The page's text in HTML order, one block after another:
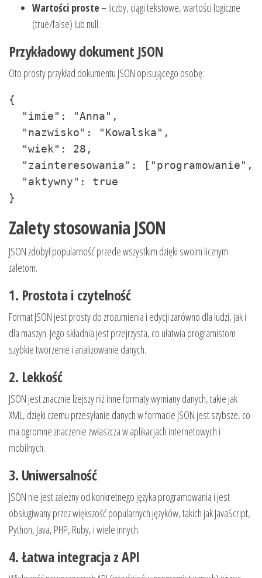
Wartości proste– liczby, ciągi tekstowe, wartości logiczne
(true/false) lub null.
Przykładowy dokument JSON
Oto prosty przykład dokumentu JSON opisującego osobę:
{
  "imie": "Anna",
  "nazwisko": "Kowalska",
  "wiek": 28,
"zainteresowania": ["programowanie",
  "aktywny": true
}
Zalety stosowania JSON
JSON zdobył popularność przede wszystkim dzięki swoim licznym
zaletom.
1. Prostota i czytelność
Format JSON jest prosty do zrozumienia i edycji zarówno dla ludzi, jak i
dla maszyn. Jego składnia jest przejrzysta, co ułatwia programistom
szybkie tworzenie i analizowanie danych.
2. Lekkość
JSON jest znacznie lżejszy niż inne formaty wymiany danych, takie jak
XML, dzięki czemu przesyłanie danych w formacie JSON jest szybsze, co
ma ogromne znaczenie zwłaszcza w aplikacjach internetowych i
mobilnych.
3. Uniwersalność
JSON nie jest zależny od konkretnego języka programowania i jest
obsługiwany przez większość popularnych języków, takich jak JavaScript,
Python, Java, PHP, Ruby, i wiele innych.
4. Łatwa integracja z API